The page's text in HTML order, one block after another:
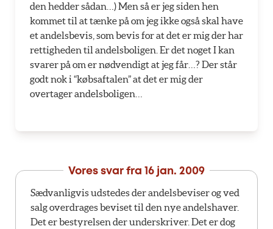
den hedder sådan…) Men så er jeg siden hen
kommet til at tænke på om jeg ikke også skal have
et andelsbevis, som bevis for at det er mig der har
rettigheden til andelsboligen. Er det noget I kan
svarer på om er nødvendigt at jeg får…? Der står
godt nok i “købsaftalen” at det er mig der
overtager andelsboligen…
Vores svar fra 16 jan. 2009
Sædvanligvis udstedes der andelsbeviser og ved
salg overdrages beviset til den nye andelshaver.
Det er bestyrelsen der underskriver. Det er dog